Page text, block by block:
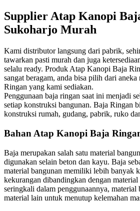
Supplier Atap Kanopi
Sukoharjo Murah
Kami distributor langsung dari pabrik,
tawarkan pasti murah dan juga
selalu ready. Produk Atap Kanopi Baja
sangat beragam, anda bisa pilih dari
Ringan yang kami sediakan.
Penggunaan baja ringan saat ini menjadi
setiap konstruksi bangunan. Baja Ringan
konstruksi rumah, gudang, pabrik, ruko
Bahan Atap Kanopi Baja
Baja merupakan salah satu material
digunakan selain beton dan kayu. Baja
material bangunan memiliki lebih banyak
kekurangan dibandingkan dengan
seringkali dalam penggunaannya, material
material lain untuk menutup kelemahan